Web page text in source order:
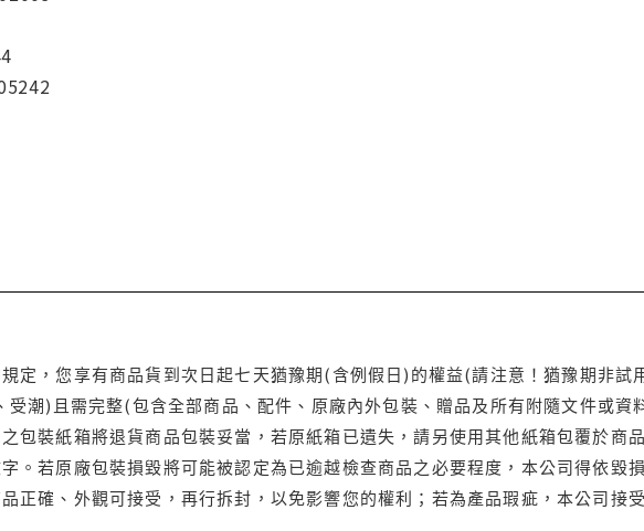
定，您享有商品貨到次日起七天猶豫期(含例假日)的權益(請注意！猶豫期非試
受潮)且需完整(包含全部商品、配件、原廠內外包裝、贈品及所有附隨文件或資
包裝紙箱將退貨商品包裝妥當，若原紙箱已遺失，請另使用其他紙箱包覆於商
字。若原廠包裝損毀將可能被認定為已逾越檢查商品之必要程度，本公司得依毀
正確、外觀可接受，再行拆封，以免影響您的權利；若為產品瑕疵，本公司接